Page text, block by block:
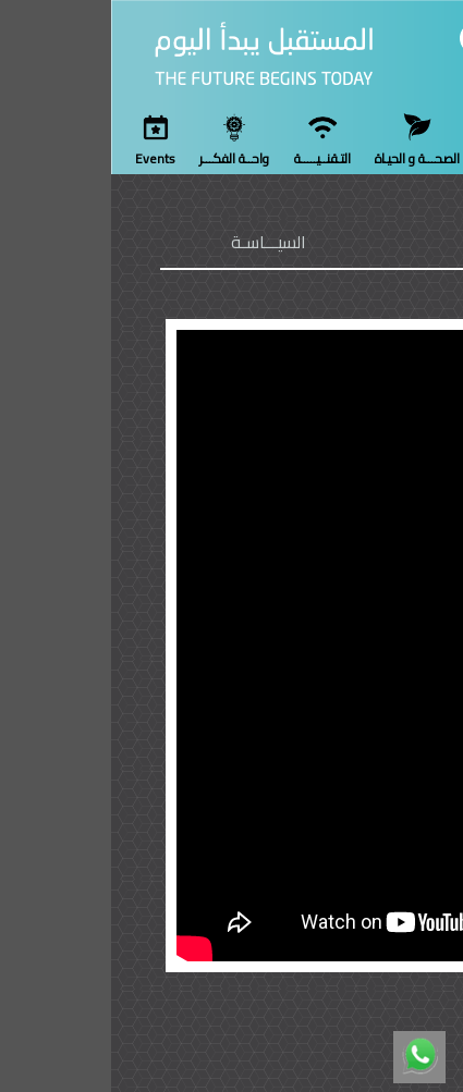
الصحـــة و الحيـاة التـقنــيـــــة واحــة الفكـــر Events
السيـــاسـة